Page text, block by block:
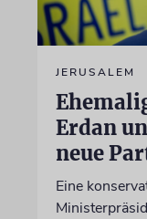
JERUSALEM
Erdan
neue
Eine